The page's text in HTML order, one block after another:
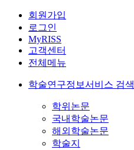
회원가입
로그인
MyRISS
고객센터
전체메뉴
학술연구정보서비스 검색
학위논문
국내학술논문
해외학술논문
학술지